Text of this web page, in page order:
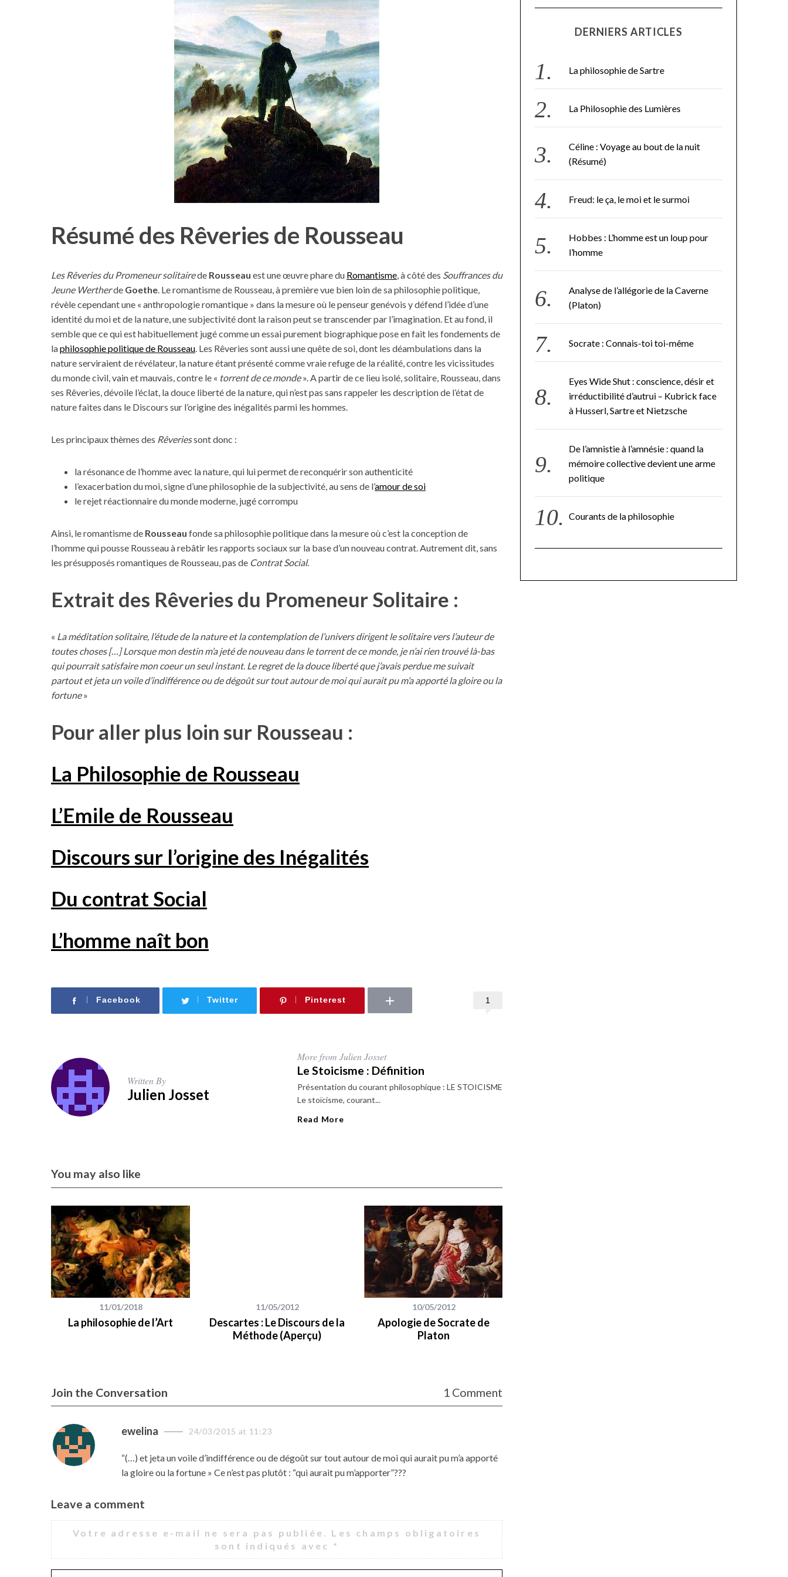
Résumé des Rêveries de Rousseau
Les Rêveries du Promeneur solitairede Rousseau est une œuvre phare du Romantisme , à côté des Souffrances du
Jeune Wertherde Goethe . Le romantisme de Rousseau, à première vue bien loin de sa philosophie politique,
révèle cependant une « anthropologie romantique » dans la mesure où le penseur genévois y défend l’idée d’une
identité du moi et de la nature, une subjectivité dont la raison peut se transcender par l’imagination. Et au fond, il
semble que ce qui est habituellement jugé comme un essai purement biographique pose en fait les fondements de
laphilosophie politique de Rousseau . Les Rêveries sont aussi une quête de soi, dont les déambulations dans la
nature serviraient de révélateur, la nature étant présenté comme vraie refuge de la réalité, contre les vicissitudes
du monde civil, vain et mauvais, contre le « torrent de ce monde». A partir de ce lieu isolé, solitaire, Rousseau, dans
ses Rêveries, dévoile l’éclat, la douce liberté de la nature, qui n’est pas sans rappeler les description de l’état de
nature faites dans le Discours sur l’origine des inégalités parmi les hommes.
Les principaux thèmes des Rêveriessont donc :
la résonance de l’homme avec la nature, qui lui permet de reconquérir son authenticité
l’exacerbation du moi, signe d’une philosophie de la subjectivité, au sens de l’amour de soi
le rejet réactionnaire du monde moderne, jugé corrompu
Ainsi, le romantisme de Rousseau fonde sa philosophie politique dans la mesure où c’est la conception de
l’homme qui pousse Rousseau à rebâtir les rapports sociaux sur la base d’un nouveau contrat. Autrement dit, sans
les présupposés romantiques de Rousseau, pas de Contrat Social.
Extrait des Rêveries du Promeneur Solitaire :
« La méditation solitaire, l’étude de la nature et la contemplation de l’univers dirigent le solitaire vers l’auteur de
toutes choses […] Lorsque mon destin m’a jeté de nouveau dans le torrent de ce monde, je n’ai rien trouvé là-bas
qui pourrait satisfaire mon coeur un seul instant. Le regret de la douce liberté que j’avais perdue me suivait
partout et jeta un voile d’indifférence ou de dégoût sur tout autour de moi qui aurait pu m’a apporté la gloire ou la
fortune»
Pour aller plus loin sur Rousseau :
La Philosophie de Rousseau
L’Emile de Rousseau
Discours sur l’origine des Inégalités
Du contrat Social
L’homme naît bon
1
Facebook Twitter Pinterest
Written By
Julien Josset
More from Julien Josset
Le Stoicisme : Définition
Présentation du courant philosophique : LE STOICISME
Le stoïcisme, courant...
Read More
You may also like
11/01/2018
La philosophie de l’Art
11/05/2012
Descartes : Le Discours de la
Méthode (Aperçu)
10/05/2012
Apologie de Socrate de
Platon
Join the Conversation 1 Comment
s
y
s
ewelina 24/03/2015 at 11:23
“(…) et jeta un voile d’indifférence ou de dégoût sur tout autour de moi qui aurait pu m’a apporté
la gloire ou la fortune » Ce n’est pas plutôt : “qui aurait pu m’apporter”???
L
e
a
v
e
Leave a comment
Votre adresse e-mail ne sera pas publiée. Les champs obligatoires
sont indiqués avec *
DERNIERS ARTICLES
La philosophie de Sartre
La Philosophie des Lumières
Céline : Voyage au bout de la nuit
(Résumé)
Freud: le ça, le moi et le surmoi
Hobbes : L’homme est un loup pour
l’homme
Analyse de l’allégorie de la Caverne
(Platon)
Socrate : Connais-toi toi-même
Eyes Wide Shut : conscience, désir et
irréductibilité d’autrui – Kubrick face
à Husserl, Sartre et Nietzsche
De l’amnistie à l’amnésie : quand la
mémoire collective devient une arme
politique
Courants de la philosophie
e
a
h
r
: